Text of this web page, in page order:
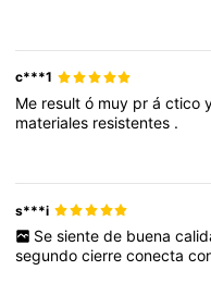
c***1
Me resultó muy práctico
materiales resistentes .
s***i
Se siente de buena
segundocierreconecta